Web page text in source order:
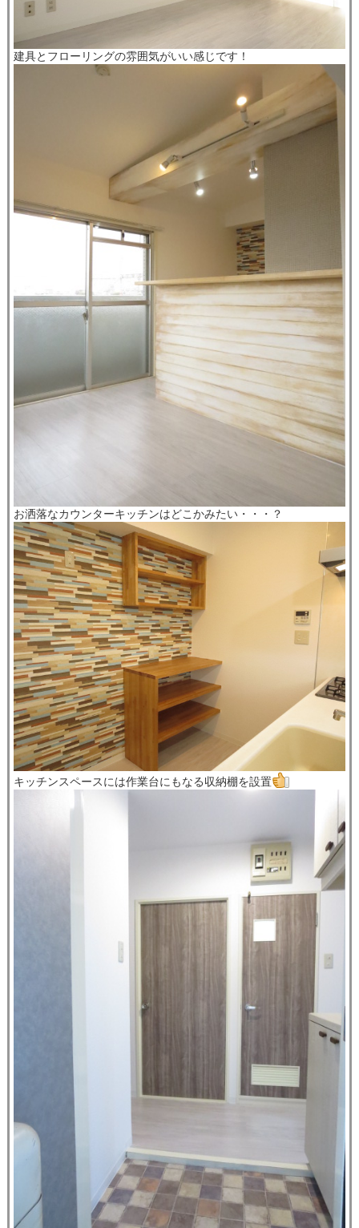
建具とフローリングの雰囲気がいい感じです！
お洒落なカウンターキッチンはどこかみたい・・・？
キッチンスペースには作業台にもなる収納棚を設置